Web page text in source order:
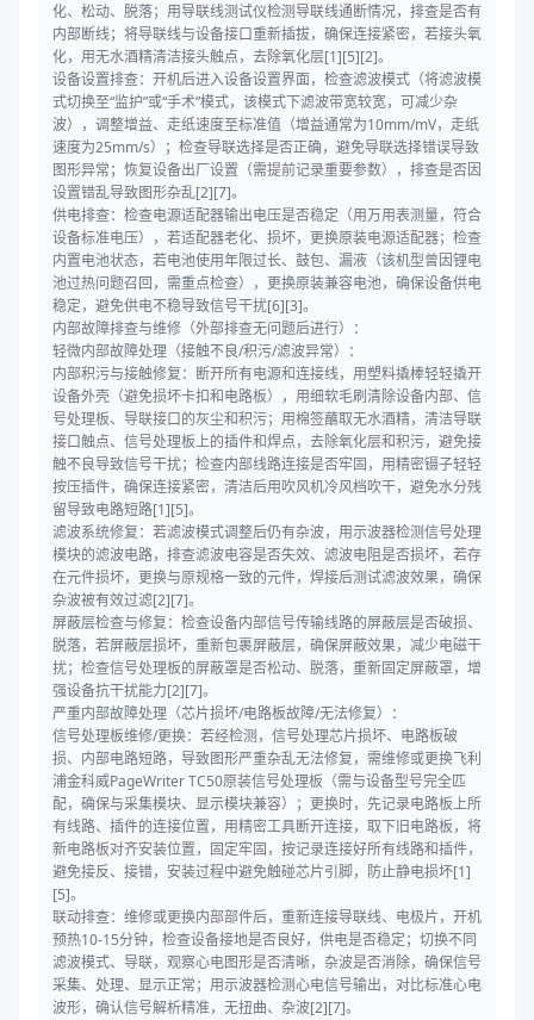
化、松动、脱落；用导联线测试仪检测导联线通断情况，排查是否有
内部断线；将导联线与设备接口重新插拔，确保连接紧密，若接头氧
化，用无水酒精清洁接头触点，去除氧化层[1][5][2]。
设备设置排查：开机后进入设备设置界面，检查滤波模式（将滤波模
式切换至“监护”或“手术”模式，该模式下滤波带宽较宽，可减少杂
波），调整增益、走纸速度至标准值（增益通常为10mm/mV，走纸
速度为25mm/s）；检查导联选择是否正确，避免导联选择错误导致
图形异常；恢复设备出厂设置（需提前记录重要参数），排查是否因
设置错乱导致图形杂乱[2][7]。
供电排查：检查电源适配器输出电压是否稳定（用万用表测量，符合
设备标准电压），若适配器老化、损坏，更换原装电源适配器；检查
内置电池状态，若电池使用年限过长、鼓包、漏液（该机型曾因锂电
池过热问题召回，需重点检查），更换原装兼容电池，确保设备供电
稳定，避免供电不稳导致信号干扰[6][3]。
内部故障排查与维修（外部排查无问题后进行）：
轻微内部故障处理（接触不良/积污/滤波异常）：
内部积污与接触修复：断开所有电源和连接线，用塑料撬棒轻轻撬开
设备外壳（避免损坏卡扣和电路板），用细软毛刷清除设备内部、信
号处理板、导联接口的灰尘和积污；用棉签蘸取无水酒精，清洁导联
接口触点、信号处理板上的插件和焊点，去除氧化层和积污，避免接
触不良导致信号干扰；检查内部线路连接是否牢固，用精密镊子轻轻
按压插件，确保连接紧密，清洁后用吹风机冷风档吹干，避免水分残
留导致电路短路[1][5]。
滤波系统修复：若滤波模式调整后仍有杂波，用示波器检测信号处理
模块的滤波电路，排查滤波电容是否失效、滤波电阻是否损坏，若存
在元件损坏，更换与原规格一致的元件，焊接后测试滤波效果，确保
杂波被有效过滤[2][7]。
屏蔽层检查与修复：检查设备内部信号传输线路的屏蔽层是否破损、
脱落，若屏蔽层损坏，重新包裹屏蔽层，确保屏蔽效果，减少电磁干
扰；检查信号处理板的屏蔽罩是否松动、脱落，重新固定屏蔽罩，增
强设备抗干扰能力[2][7]。
严重内部故障处理（芯片损坏/电路板故障/无法修复）：
信号处理板维修/更换：若经检测，信号处理芯片损坏、电路板破
损、内部电路短路，导致图形严重杂乱无法修复，需维修或更换飞利
浦金科威PageWriter TC50原装信号处理板（需与设备型号完全匹
配，确保与采集模块、显示模块兼容）；更换时，先记录电路板上所
有线路、插件的连接位置，用精密工具断开连接，取下旧电路板，将
新电路板对齐安装位置，固定牢固，按记录连接好所有线路和插件，
避免接反、接错，安装过程中避免触碰芯片引脚，防止静电损坏[1]
[5]。
联动排查：维修或更换内部部件后，重新连接导联线、电极片，开机
预热10-15分钟，检查设备接地是否良好，供电是否稳定；切换不同
滤波模式、导联，观察心电图形是否清晰，杂波是否消除，确保信号
采集、处理、显示正常；用示波器检测心电信号输出，对比标准心电
波形，确认信号解析精准，无扭曲、杂波[2][7]。